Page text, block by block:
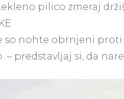
pilico zmeraj
so nohte obrnjeni
– predstavljaj si, da